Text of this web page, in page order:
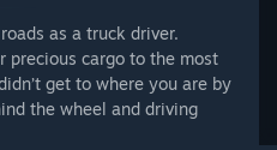
as a truck driver.
precious cargo to the most
get to where you are by
the wheel and driving